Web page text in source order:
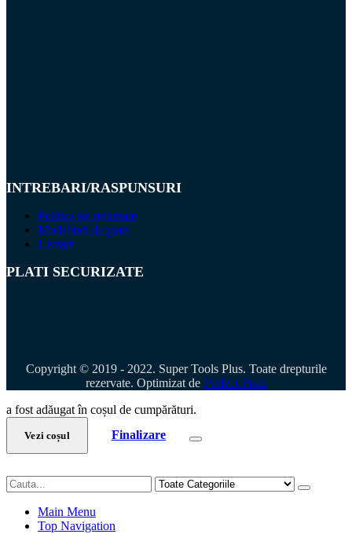
INTREBARI/RASPUNSURI
Politica de returnare
Modalitati de plata
Livrare
PLATI SECURIZATE
Copyright © 2019 - 2022. Super Tools Plus. Toate drepturile
rezervate. Optimizat de Perfect Pixel
a fost adăugat în coșul de cumpărături.
Vezi coșul Finalizare
Main Menu
Top Navigation